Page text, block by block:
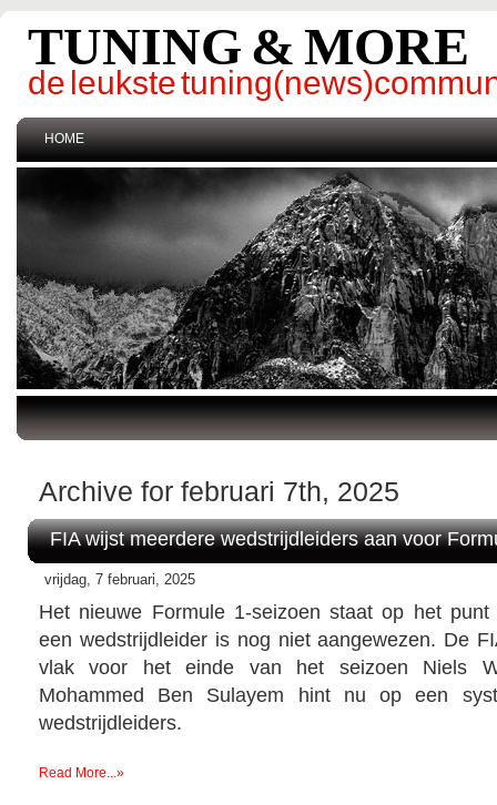
TUNING & MORE
de leukste
HOME
Archive for februari 7th, 2025
FIA wijst meerdere wedstrijdleiders aan voor
vrijdag, 7 februari, 2025
Het nieuwe Formule 1-seizoen staat op het
een wedstrijdleider is nog niet aangewezen. De
vlak voor het einde van het seizoen Niels
Mohammed Ben Sulayem hint nu op een
wedstrijdleiders.
Read More...»